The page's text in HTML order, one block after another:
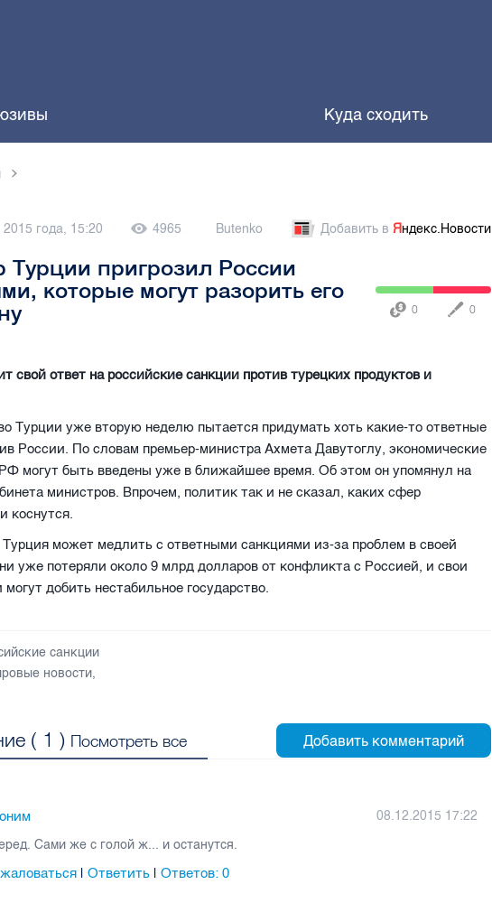
Куда сходить
года, 15:20 4965 Butenko Добавить в Яндекс.Новости
Турции пригрозил России
которые могут разорить его
0 0
свой ответ на российские санкции против турецких продуктов и
Турции уже вторую неделю пытается придумать хоть какие-то ответные
России. По словам премьер-министра Ахмета Давутоглу, экономические
могут быть введены уже в ближайшее время. Об этом он упомянул на
министров. Впрочем, политик так и не сказал, каких сфер
коснутся.
может медлить с ответными санкциями из-за проблем в своей
уже потеряли около 9 млрд долларов от конфликта с Россией, и свои
могут добить нестабильное государство.
санкции
новости,
( 1 ) Посмотреть все
08.12.2015 17:22
Сами же с голой ж... и останутся.
|Ответить |Ответов:0